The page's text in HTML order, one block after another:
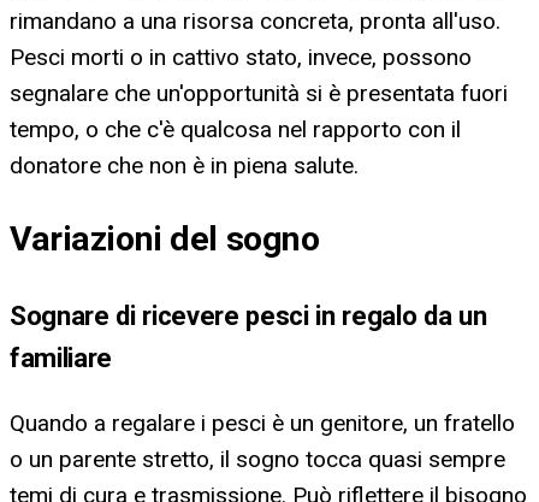
rimandano a una risorsa concreta, pronta all'uso.
Pesci morti o in cattivo stato, invece, possono
segnalare che un'opportunità si è presentata fuori
tempo, o che c'è qualcosa nel rapporto con il
donatore che non è in piena salute.
Variazioni del sogno
Sognare di ricevere pesci in regalo da un
familiare
Quando a regalare i pesci è un genitore, un fratello
o un parente stretto, il sogno tocca quasi sempre
temi di cura e trasmissione. Può riflettere il bisogno